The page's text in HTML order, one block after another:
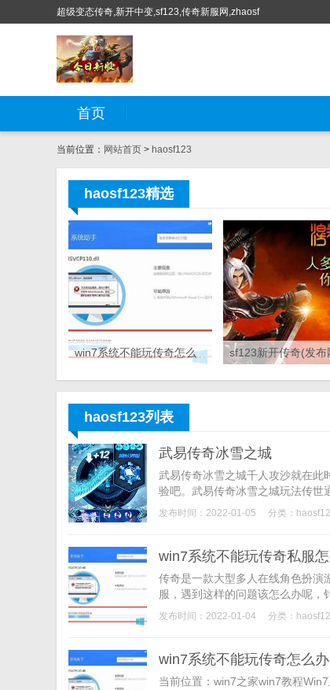
超级变态传奇,新开中变,sf123,传奇新服网,zhaosf
首页
当前位置： 网站首页 > haosf123
haosf123精选
win7系统不能玩传奇怎么
sf123新开传奇(发布
haosf123列表
武易传奇冰雪之城
武易传奇冰雪之城千人攻沙就在此
验吧。武易传奇冰雪之城玩法传世
发布时间：2022-01-05 分类：
win7系统不能玩传奇私服怎
传奇是一款大型多人在线角色扮演
服，遇到这样的问题该怎么办呢，
发布时间：2022-01-04 分类：
win7系统不能玩传奇怎么
当前位置：win7之家win7教程